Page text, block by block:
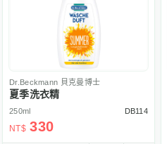
Dr.Beckmann 貝克曼博士
夏季洗衣精
250ml DB114
NT$ 330